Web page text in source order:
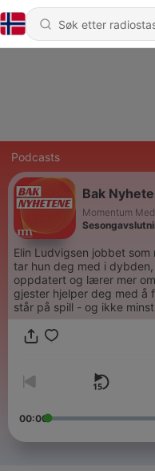
Podcasts
Bak
Momentum
Elin Ludvigsen jobbet som
tar hun deg med i
oppdatert og lærer mer
gjester hjelper deg med å
står på spill - og ikke
00:00